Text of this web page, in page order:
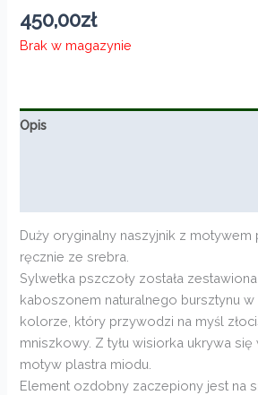
450,00zł
Brak w magazynie
Opis
Duży oryginalny naszyjnik z motywem
ręcznie ze srebra.
Sylwetka pszczoły została
kaboszonem naturalnego bursztynu w
kolorze, który przywodzi na myśl
mniszkowy. Z tyłu wisiorka ukrywa
motyw plastra miodu.
Element ozdobny zaczepiony jest na